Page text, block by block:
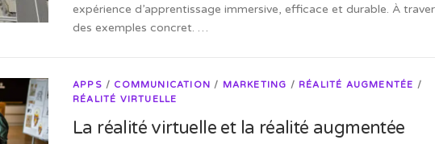
expérience d’apprentissage immersive, efficace et durable. À
des exemples concret. …
APPS / COMMUNICATION / MARKETING / RÉALITÉ AUGMENTÉE /
RÉALITÉ VIRTUELLE
La réalité virtuelle et la réalité augmentée